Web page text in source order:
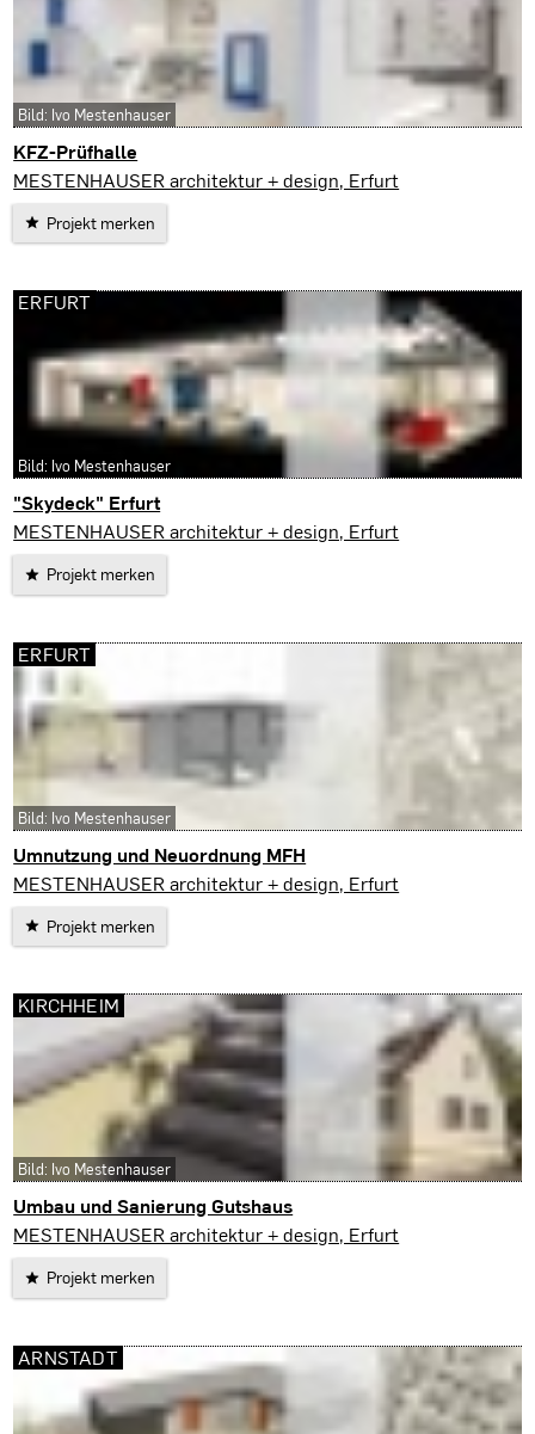
KFZ-Prüfhalle
Erfurt
MESTENHAUSER architektur + design, Erfurt
Projekt merken
Bild: Ivo Mestenhauser
"Skydeck" Erfurt
Erfurt
MESTENHAUSER architektur + design, Erfurt
Projekt merken
ERFURT
Bild: Ivo Mestenhauser
Umnutzung und Neuordnung MFH
Erfurt
MESTENHAUSER architektur + design, Erfurt
Projekt merken
ERFURT
Bild: Ivo Mestenhauser
Umbau und Sanierung Gutshaus
Kirchheim
MESTENHAUSER architektur + design, Erfurt
Projekt merken
KIRCHHEIM
Bild: Ivo Mestenhauser
ARNSTADT